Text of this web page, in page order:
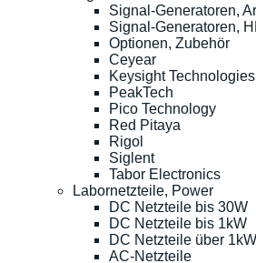
Signal-Generatoren,
Signal-Generatoren,
Optionen, Zubehör
Ceyear
Keysight Technologies
PeakTech
Pico Technology
Red Pitaya
Rigol
Siglent
Tabor Electronics
Labornetzteile, Power
DC Netzteile bis 30W
DC Netzteile bis 1kW
DC Netzteile über 1kW
AC-Netzteile